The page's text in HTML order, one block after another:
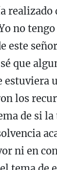
no
que
los
de si
ni en